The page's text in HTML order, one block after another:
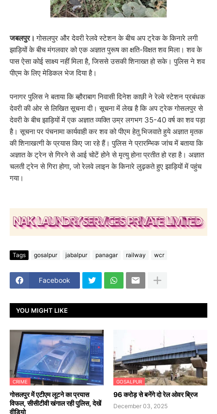
जबलपुर।गोसलपुर और देवरी रेलवे स्टेशन के बीच अप ट्रेक के किनारे लगी
झाड़ियों के बीच मंगलवार को एक अज्ञात पुरूष का क्षति-विक्षत शव मिला। शव के
पास ऐसा कोई साक्ष्य नहीं मिला है, जिससे उसकी शिनाख्त हो सके। पुलिस ने शव
पीएम के लिए मेडिकल भेज दिया है।
पनागर पुलिस ने बताया कि ब्हौराबाग निवासी दिनेश काछी ने रेल्वे स्टेशन प्रबंधक
देवरी की ओर से लिखित सूचना दी। सूचना में लेख है कि अप ट्रेक गोसलपुर से
देवरी के बीच झाड़ियों में एक अज्ञात व्यक्ति उम्र लगभग 35-40 वर्ष का शव पड़ा
है। सूचना पर पंचनामा कार्यवाही कर शव को पीएम हेतु भिजवाते हुये अज्ञात मृतक
की शिनाखत्गी के प्रयास किए जा रहे हैं। पुलिस ने प्रारम्भिक जांच में बताया कि
अज्ञात के ट्रेन से गिरने से आई चोटें होने से मृत्यु होना प्रतीत हो रहा है। अज्ञात
चलती ट्रेन से गिरा होगा, जो रेलवे लाइन के किनारे लुढ़कते हुए झाड़ियों में पहुंच
गया।
Tags gosalpur jabalpur panagar railway wcr
Facebook
YOU MIGHT LIKE
CRIME
गोसलपुर में एटीएम लूटने का प्रयास
विफल, सीसीटीवी खंगाल रही पुलिस, देखें
वीडियो
GOSALPUR
96 करोड़ से बनेंगे दो रेल ओवर ब्रिज
December 03, 2025